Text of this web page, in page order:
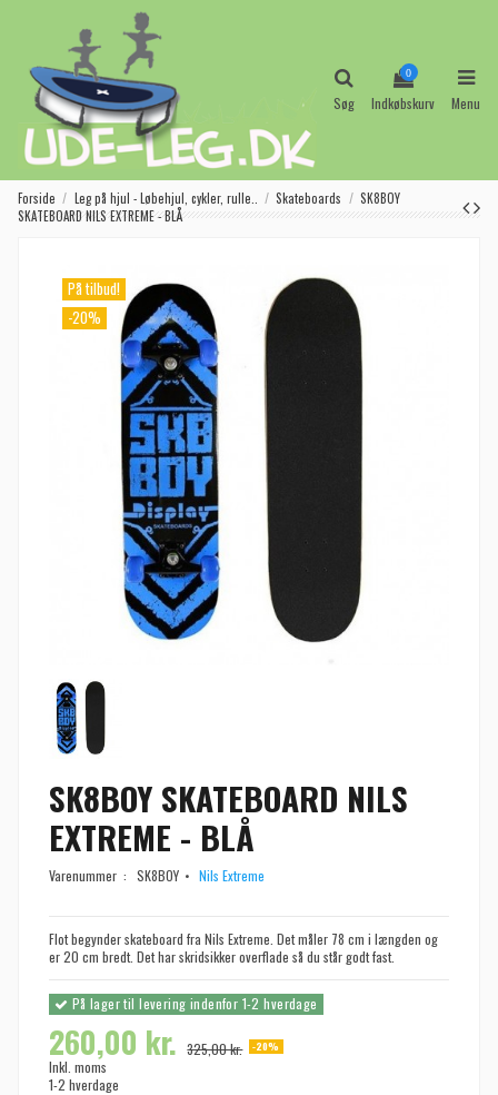
Søg
0
Indkøbskurv Menu
Forside Leg på hjul - Løbehjul, cykler, rulle.. Skateboards
SK8BOY
SKATEBOARD NILS EXTREME - BLÅ
På tilbud!
-20%
SK8BOY SKATEBOARD NILS
EXTREME - BLÅ
Varenummer : SK8BOY Nils Extreme
Flot begynder skateboard fra Nils Extreme. Det måler 78 cm i længden og
er 20 cm bredt. Det har skridsikker overflade så du står godt fast.
På lager til levering indenfor 1-2 hverdage
260,00 kr. 325,00 kr. -20%
Inkl. moms
1-2 hverdage